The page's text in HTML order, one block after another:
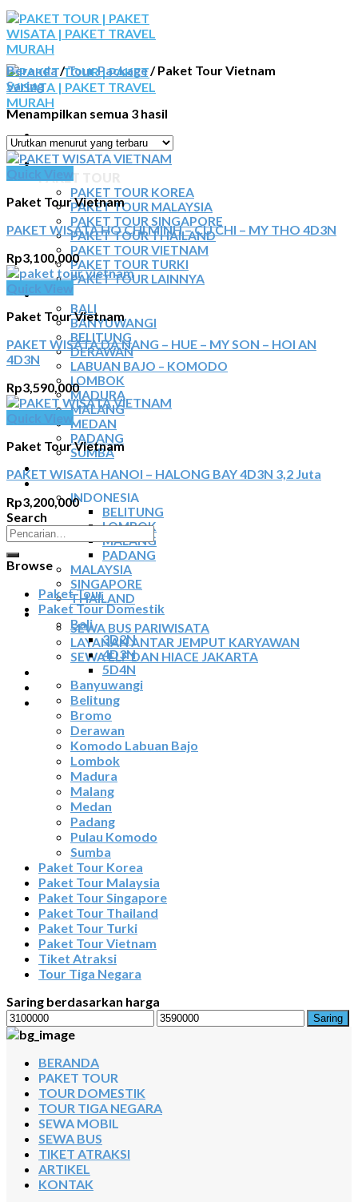
Skip
to
content
BERANDA
PAKET TOUR
PAKET TOUR KOREA
PAKET TOUR MALAYSIA
PAKET TOUR SINGAPORE
PAKET TOUR THAILAND
PAKET TOUR VIETNAM
PAKET TOUR TURKI
PAKET TOUR LAINNYA
TOUR DOMESTIK
BALI
BANYUWANGI
BELITUNG
DERAWAN
LABUAN BAJO – KOMODO
LOMBOK
MADURA
MALANG
MEDAN
PADANG
SUMBA
TOUR TIGA NEGARA
SEWA MOBIL
INDONESIA
BELITUNG
LOMBOK
MALANG
PADANG
MALAYSIA
SINGAPORE
THAILAND
SEWA BUS
SEWA BUS PARIWISATA
LAYANAN ANTAR JEMPUT KARYAWAN
SEWA ELF DAN HIACE JAKARTA
TIKET ATRAKSI
ARTIKEL
KONTAK
Beranda/Tour Package/Paket Tour Vietnam
Saring
Menampilkan semua 3 hasil
Paket Tour Vietnam
PAKET WISATA HO CHI MINH – CU CHI – MY THO 4D3N
Rp3,100,000
Paket Tour Vietnam
PAKET WISATA DA NANG – HUE – MY SON – HOI AN
4D3N
Rp3,590,000
Paket Tour Vietnam
PAKET WISATA HANOI – HALONG BAY 4D3N 3,2 Juta
Rp3,200,000
Search
Pencarian
untuk:
Browse
Paket Tour
Paket Tour Domestik
Bali
3D2N
4D3N
5D4N
Banyuwangi
Belitung
Bromo
Derawan
Komodo Labuan Bajo
Lombok
Madura
Malang
Medan
Padang
Pulau Komodo
Sumba
Paket Tour Korea
Paket Tour Malaysia
Paket Tour Singapore
Paket Tour Thailand
Paket Tour Turki
Paket Tour Vietnam
Tiket Atraksi
Tour Tiga Negara
Saring berdasarkan harga
Harga
terendah
Harga
tertinggi
Saring
BERANDA
PAKET TOUR
TOUR DOMESTIK
TOUR TIGA NEGARA
SEWA MOBIL
SEWA BUS
TIKET ATRAKSI
ARTIKEL
KONTAK